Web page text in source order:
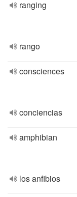
ranging
rango
consciences
conciencias
amphibian
los anfibios